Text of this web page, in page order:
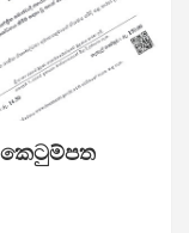
කෙටුම්පත